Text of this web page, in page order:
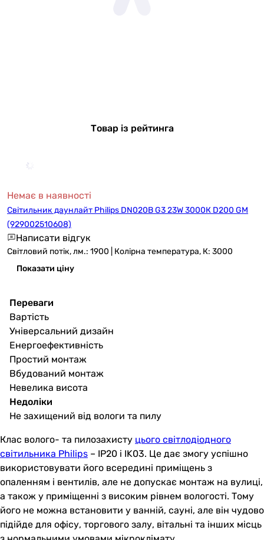
Товар із рейтинга
Немає в наявності
Світильник даунлайт Philips DN020B G3 23W 3000К D200 GM
(929002510608)
Написати відгук
Світловий потік, лм.: 1900 | Колірна температура, К: 3000
Показати ціну
Переваги
Вартість
Універсальний дизайн
Енергоефективність
Простий монтаж
Вбудований монтаж
Невелика висота
Недоліки
Не захищений від вологи та пилу
Клас волого- та пилозахисту цього світлодіодного
світильника Philips – IP20 і IK03. Це дає змогу успішно
використовувати його всередині приміщень з
опаленням і вентилів, але не допускає монтаж на вулиці,
а також у приміщенні з високим рівнем вологості. Тому
його не можна встановити у ванній, сауні, але він чудово
підійде для офісу, торгового залу, вітальні та інших місць